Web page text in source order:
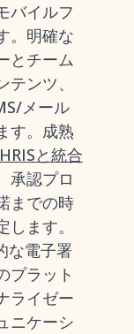
バイルフ
。明確な
とチーム
ンツ、
メール
す。成熟
と統合
承認プロ
までの時
ます。
な電子署
プラット
ライゼー
ニケーシ